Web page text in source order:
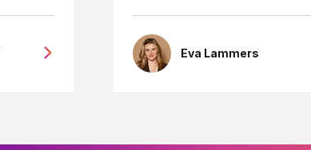
Eva Lammers